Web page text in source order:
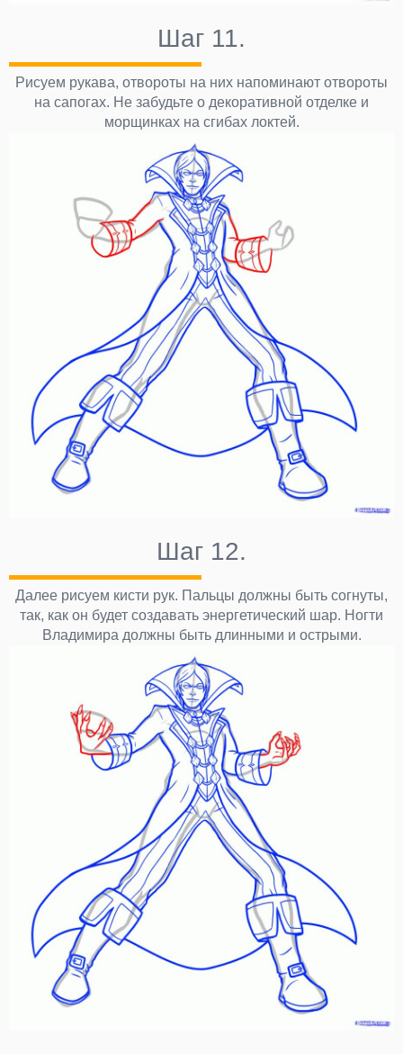
Шаг 11.
Рисуем рукава, отвороты на них напоминают отвороты
на сапогах. Не забудьте о декоративной отделке и
морщинках на сгибах локтей.
Шаг 12.
Далее рисуем кисти рук. Пальцы должны быть согнуты,
так, как он будет создавать энергетический шар. Ногти
Владимира должны быть длинными и острыми.